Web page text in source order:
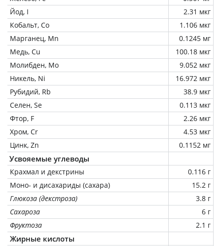
Йод, I
2.31 мкг
Кобальт, Co
1.106 мкг
Марганец, Mn
0.1245 мг
Медь, Cu
100.18 мкг
Молибден, Mo
9.052 мкг
Никель, Ni
16.972 мкг
Рубидий, Rb
38.9 мкг
Селен, Se
0.113 мкг
Фтор, F
2.26 мкг
Хром, Cr
4.53 мкг
Цинк, Zn
0.1152 мг
Усвояемые углеводы
Крахмал и декстрины
0.116 г
Моно- и дисахариды (сахара)
15.2 г
Глюкоза (декстроза)
3.8 г
Сахароза
6 г
Фруктоза
2.1 г
Жирные кислоты